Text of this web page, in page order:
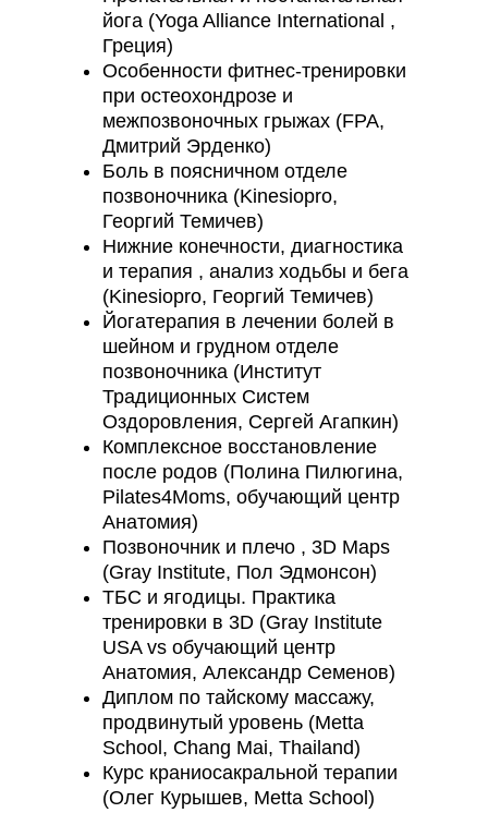
йога (Yoga Alliance International ,
Греция)
Особенности фитнес-тренировки
при остеохондрозе и
межпозвоночных грыжах (FPA,
Дмитрий Эрденко)
Боль в поясничном отделе
позвоночника (Kinesiopro,
Георгий Темичев)
Нижние конечности, диагностика
и терапия , анализ ходьбы и бега
(Kinesiopro, Георгий Темичев)
Йогатерапия в лечении болей в
шейном и грудном отделе
позвоночника (Институт
Традиционных Систем
Оздоровления, Сергей Агапкин)
Комплексное восстановление
после родов (Полина Пилюгина,
Pilates4Moms, обучающий центр
Анатомия)
Позвоночник и плечо , 3D Maps
(Gray Institute, Пол Эдмонсон)
ТБС и ягодицы. Практика
тренировки в 3D (Gray Institute
USA vs обучающий центр
Анатомия, Александр Семенов)
Диплом по тайскому массажу,
продвинутый уровень (Metta
School, Chang Mai, Thailand)
Курс краниосакральной терапии
(Олег Курышев, Metta School)